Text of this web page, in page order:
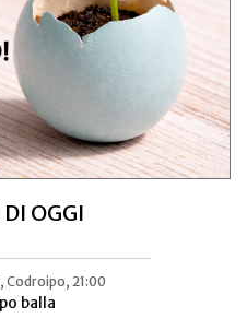
OGGI
Codroipo, 21:00
balla
di Flaibano
Frico!